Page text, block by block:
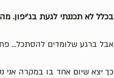
בכלל לא תכננתי לגעת בג׳יפון.
אבל ברגע שלומדים להסתכל...
כך יצא שיום אחד בו במקרה אני